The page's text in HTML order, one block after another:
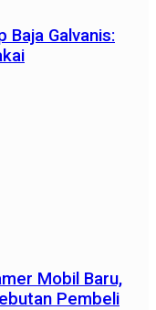
Baja Galvanis:
Mobil Baru,
Pembeli